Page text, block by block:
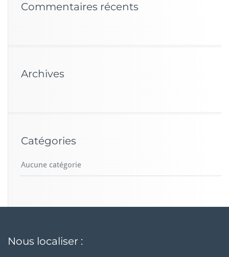
Commentaires récents
Archives
Catégories
Aucune catégorie
Nous localiser :